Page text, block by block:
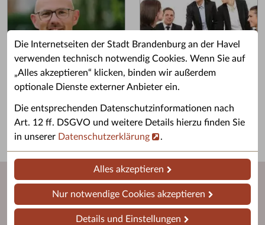
Die Internetseiten der Stadt Brandenburg an der Havel
verwenden technisch notwendig Cookies. Wenn Sie auf
„Alles akzeptieren“ klicken, binden wir außerdem
optionale Dienste externer Anbieter ein.
Die entsprechenden Datenschutzinformationen nach
Art. 12 ff. DSGVO und weitere Details hierzu finden Sie
in unserer Datenschutzerklärung .
Alles akzeptieren
Nur notwendige Cookies akzeptieren
Details und Einstellungen
Grußwort des OB